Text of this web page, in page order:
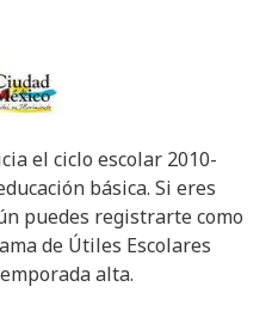
el ciclo escolar 2010-
básica. Si eres
puedes registrarte como
de Útiles Escolares
alta.